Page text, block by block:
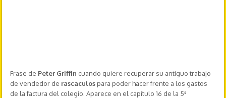
Frase de Peter Griffin cuando quiere recuperar su antiguo trabajo
de vendedor de rascaculospara poder hacer frente a los gastos
de la factura del colegio. Aparece en el capítulo 16 de la 5ª